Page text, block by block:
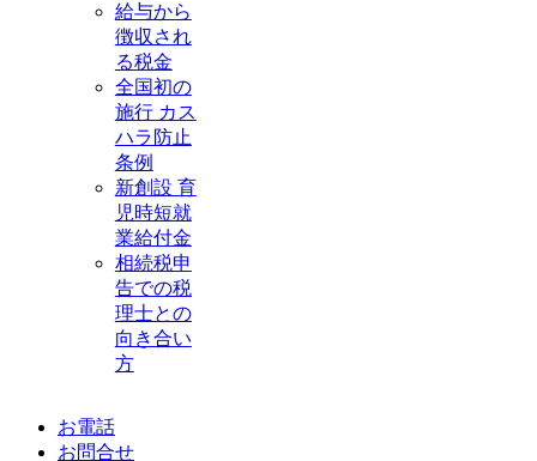
給与から
徴収され
る税金
全国初の
施行 カス
ハラ防止
条例
新創設 育
児時短就
業給付金
相続税申
告での税
理士との
向き合い
方
お電話
お問合せ